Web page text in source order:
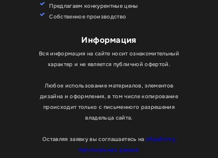
Предлагаем конкурентные цены
Собственное производство
Информация
Вся информация на сайте носит ознакомительный
характер и не является публичной офертой.
Любое использование материалов, элементов
дизайна и оформления, в том числе копирование
происходит только с письменного разрешения
владельца сайта.
Оставляя заявку вы соглашаетесь на обработку
персональных данных